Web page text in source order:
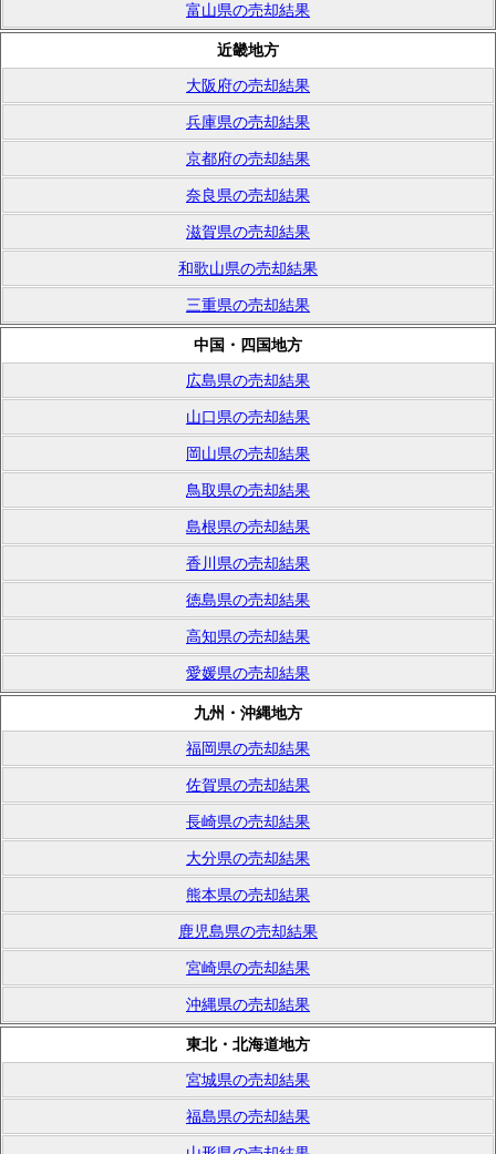
富山県の売却結果
近畿地方
大阪府の売却結果
兵庫県の売却結果
京都府の売却結果
奈良県の売却結果
滋賀県の売却結果
和歌山県の売却結果
三重県の売却結果
中国・四国地方
広島県の売却結果
山口県の売却結果
岡山県の売却結果
鳥取県の売却結果
島根県の売却結果
香川県の売却結果
徳島県の売却結果
高知県の売却結果
愛媛県の売却結果
九州・沖縄地方
福岡県の売却結果
佐賀県の売却結果
長崎県の売却結果
大分県の売却結果
熊本県の売却結果
鹿児島県の売却結果
宮崎県の売却結果
沖縄県の売却結果
東北・北海道地方
宮城県の売却結果
福島県の売却結果